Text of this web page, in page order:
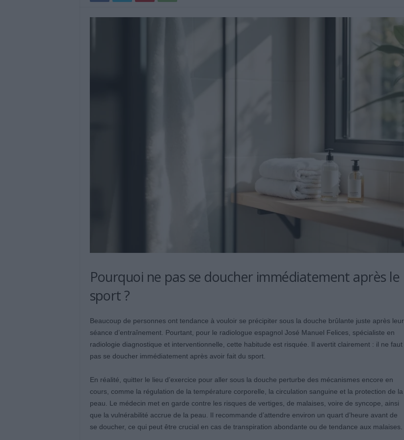
Pourquoi ne pas se doucher immédiatement après le
sport ?
Beaucoup de personnes ont tendance à vouloir se précipiter sous la douche brûlante juste après leur
séance d’entraînement. Pourtant, pour le radiologue espagnol José Manuel Felices, spécialiste en
radiologie diagnostique et interventionnelle, cette habitude est risquée. Il avertit clairement : il ne faut
pas se doucher immédiatement après avoir fait du sport.
En réalité, quitter le lieu d’exercice pour aller sous la douche perturbe des mécanismes encore en
cours, comme la régulation de la température corporelle, la circulation sanguine et la protection de la
peau. Le médecin met en garde contre les risques de vertiges, de malaises, voire de syncope, ainsi
que la vulnérabilité accrue de la peau. Il recommande d’attendre environ un quart d’heure avant de
se doucher, ce qui peut être crucial en cas de transpiration abondante ou de tendance aux malaises.